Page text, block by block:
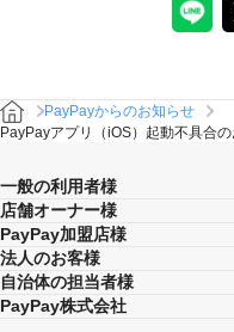
PayPayからのお知らせ
PayPayアプリ（iOS）起動不具合の
一般の利用者様
店舗オーナー様
PayPay加盟店様
法人のお客様
自治体の担当者様
PayPay株式会社